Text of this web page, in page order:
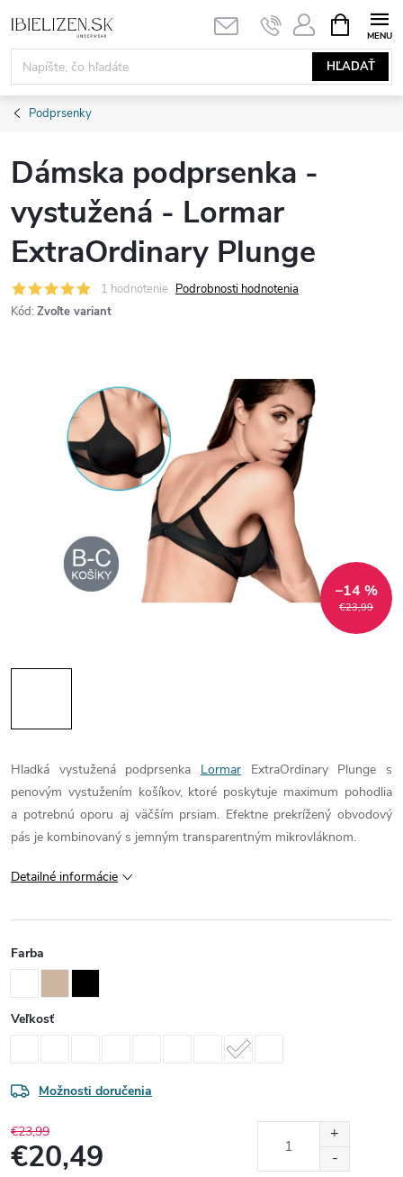
na
obsah
HĽADAŤ
KOŠÍK
Podprsenky
Dámska podprsenka -
vystužená - Lormar
ExtraOrdinary Plunge
1 hodnotenie Podrobnosti hodnotenia
Kód: Zvoľte variant
€23,99
–14 %
Hladká vystužená podprsenka Lormar ExtraOrdinary Plunge s
penovým vystužením košíkov, ktoré poskytuje maximum pohodlia
a potrebnú oporu aj väčším prsiam. Efektne prekrížený obvodový
pás je kombinovaný s jemným transparentným mikrovláknom.
Detailné informácie
Farba
Veľkosť
Možnosti doručenia
€23,99
€20,49